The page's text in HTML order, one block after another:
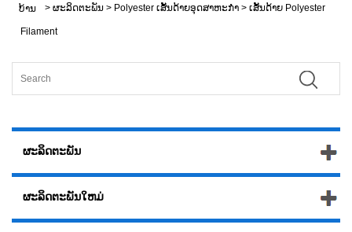
ບ້ານ > ຜະລິດຕະພັນ > Polyester ເສັ້ນດ້າຍອຸດສາຫະກໍາ > ເສັ້ນດ້າຍ Polyester
Filament
ຜະລິດຕະພັນ
ຜະລິດຕະພັນໃຫມ່